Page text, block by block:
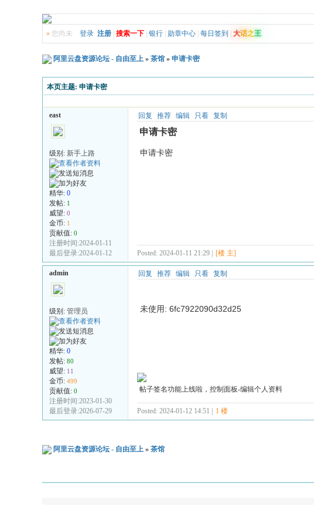
» 您尚未 登录 注册 搜索一下 银行 勋章中心 每日签到 大话之王
阿里云盘资源论坛 - 自由至上 » 茶馆 » 申请卡密
本页主题: 申请卡密
east
级别: 新手上路
精华: 0
发帖: 1
威望: 0
金币: 1
贡献值: 0
注册时间:2024-01-11
最后登录:2024-01-12
回复 推荐 编辑 只看 复制
申请卡密
申请卡密
Posted: 2024-01-11 21:29 | [楼 主]
admin
级别: 管理员
精华: 0
发帖: 80
威望: 11
金币: 499
贡献值: 0
注册时间:2023-01-30
最后登录:2026-07-29
回复 推荐 编辑 只看 复制
未使用: 6fc7922090d32d25
帖子签名功能上线啦，控制面板-编辑个人资料
Posted: 2024-01-12 14:51 | 1 楼
阿里云盘资源论坛 - 自由至上 » 茶馆